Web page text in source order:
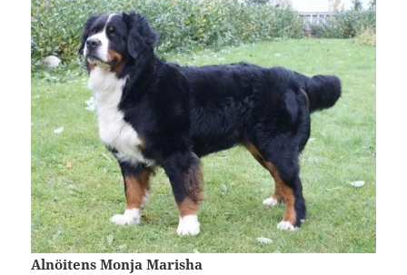
Alnöitens Monja Marisha